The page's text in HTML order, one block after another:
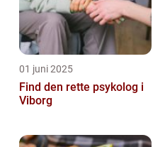
01 juni 2025
Find den rette psykolog i
Viborg